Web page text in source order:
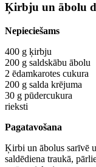
Ķirbju un ābolu
Nepieciešams
400 g ķirbju
200 g saldskābu ābolu
2 ēdamkarotes cukura
200 g salda krējuma
30 g pūdercukura
rieksti
Pagatavošana
Ķirbi un ābolus sarīvē
saldēdiena traukā,